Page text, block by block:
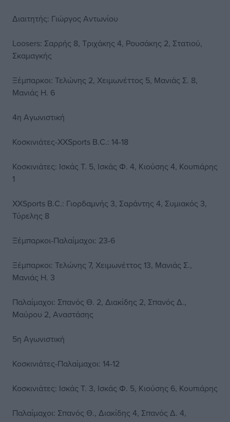
Διαιτητής: Γιώργος Αντωνίου
Loosers: Σαρρής 8, Τριχάκης 4, Ρουσάκης 2, Στατιού,
Σκαμαγκής
Ξέμπαρκοι: Τελώνης 2, Χειμωνέττος 5, Μανιάς Σ. 8,
Μανιάς Η. 6
4η Αγωνιστική
Κοσκινιάτες-XXSports B.C.: 14-18
Κοσκινιάτες: Ισκάς Τ. 5, Ισκάς Φ. 4, Κιούσης 4, Κουπιάρης
1
XXSports B.C.: Γιορδαμνής 3, Σαράντης 4, Συμιακός 3,
Τύρελης 8
Ξέμπαρκοι-Παλαίμαχοι: 23-6
Ξέμπαρκοι: Τελώνης 7, Χειμωνέττος 13, Μανιάς Σ.,
Μανιάς Η. 3
Παλαίμαχοι: Σπανός Θ. 2, Διακίδης 2, Σπανός Δ.,
Μαύρου 2, Αναστάσης
5η Αγωνιστική
Κοσκινιάτες-Παλαίμαχοι: 14-12
Κοσκινιάτες: Ισκάς Τ. 3, Ισκάς Φ. 5, Κιούσης 6, Κουπιάρης
Παλαίμαχοι: Σπανός Θ., Διακίδης 4, Σπανός Δ. 4,